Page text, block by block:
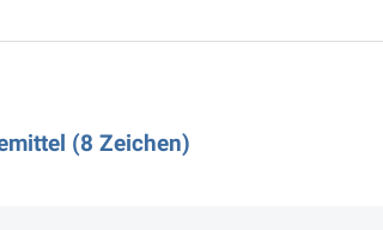
(8 Zeichen)